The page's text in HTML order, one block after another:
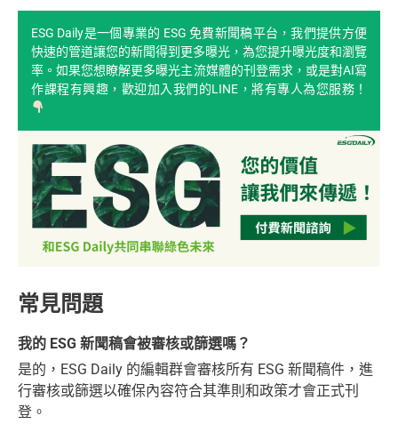
ESG Daily是一個專業的 ESG 免費新聞稿平台，我們提供方便
快速的管道讓您的新聞得到更多曝光，為您提升曝光度和瀏覽
率。如果您想瞭解更多曝光主流媒體的刊登需求，或是對AI寫
作課程有興趣，歡迎加入我們的LINE，將有專人為您服務！
常見問題
我的 ESG 新聞稿會被審核或篩選嗎？
是的，ESG Daily 的編輯群會審核所有 ESG 新聞稿件，進
行審核或篩選以確保內容符合其準則和政策才會正式刊
登。